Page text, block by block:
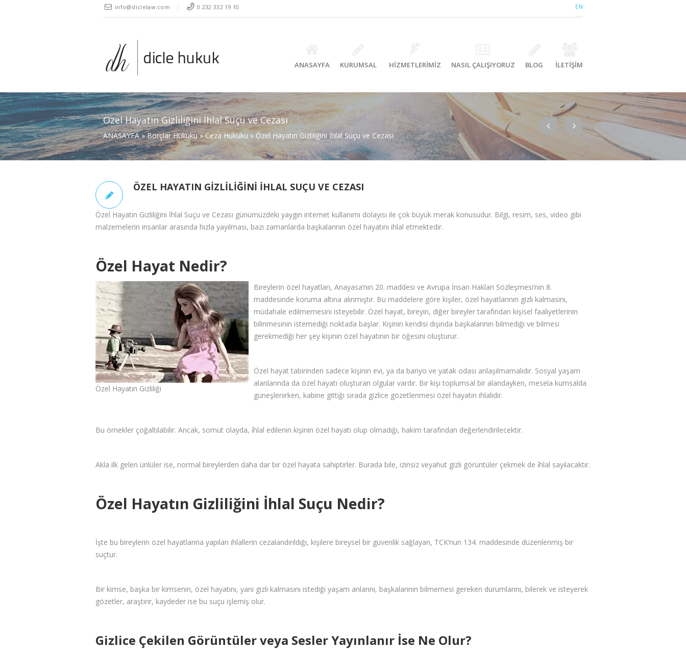
EN
info@diclelaw.com 0 232 332 19 10
ANASAYFA KURUMSAL HİZMETLERİMİZ NASIL ÇALIŞIYORUZ BLOG İLETİŞİM
Özel Hayatın Gizliliğini İhlal Suçu ve Cezası
ANASAYFA » Borçlar Hukuku » Ceza Hukuku »Özel Hayatın Gizliliğini İhlal Suçu ve Cezası
ÖZEL HAYATIN GIZLILIĞINI İHLAL SUÇU VE CEZASI
Özel Hayatın Gizliliğini İhlal Suçu ve Cezası günümüzdeki yaygın internet kullanımı dolayısı ile çok büyük merak konusudur. Bilgi, resim, ses, video gibi
malzemelerin insanlar arasında hızla yayılması, bazı zamanlarda başkalarının özel hayatını ihlal etmektedir.
Özel Hayat Nedir?
Özel Hayatın Gizliliği
Bireylerin özel hayatları, Anayasa’nın 20. maddesi ve Avrupa İnsan Hakları Sözleşmesi’nin 8.
maddesinde koruma altına alınmıştır. Bu maddelere göre kişiler, özel hayatlarının gizli kalmasını,
müdahale edilmemesini isteyebilir. Özel hayat, bireyin, diğer bireyler tarafından kişisel faaliyetlerinin
bilinmesinin istemediği noktada başlar. Kişinin kendisi dışında başkalarının bilmediği ve bilmesi
gerekmediği her şey kişinin özel hayatının bir öğesini oluşturur.
Özel hayat tabirinden sadece kişinin evi, ya da banyo ve yatak odası anlaşılmamalıdır. Sosyal yaşam
alanlarında da özel hayatı oluşturan olgular vardır. Bir kişi toplumsal bir alandayken, mesela kumsalda
güneşlenirken, kabine gittiği sırada gizlice gözetlenmesi özel hayatın ihlalidir.
Bu örnekler çoğaltılabilir. Ancak, somut olayda, i̇hlal edilenin kişinin özel hayatı olup olmadığı, hakim tarafından değerlendirilecektir.
Akla ilk gelen ünlüler ise, normal bireylerden daha dar bir özel hayata sahiptirler. Burada bile, izinsiz veyahut gizli görüntüler çekmek de i̇hlal sayılacaktır.
Özel Hayatın Gizliliğini İhlal Suçu Nedir?
İşte bu bireylerin özel hayatlarına yapılan ihlallerin cezalandırıldığı, kişilere bireysel bir güvenlik sağlayan, TCK’nun 134. maddesinde düzenlenmiş bir
suçtur.
Bir kimse, başka bir kimsenin, özel hayatını, yani gizli kalmasını istediği yaşam anlarını, başkalarının bilmemesi gereken durumlarını, bilerek ve isteyerek
gözetler, araştırır, kaydeder ise bu suçu işlemiş olur.
Gizlice Çekilen Görüntüler veya Sesler Yayınlanır İse Ne Olur?